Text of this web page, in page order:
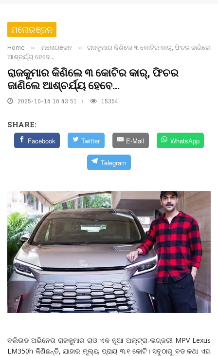
ମନୋରଞ୍ଜନ
Home ›› ମନୋରଞ୍ଜନ ››
ରାଜକୁମାର କିଣିଲେ ୩ କୋଟିର କାର୍‌, ଫିଚର ଜାଣିଲେ
ଆଶ୍ଚର୍ଯ୍ୟ ହେବେ...
ରାଜକୁମାର କିଣିଲେ ୩ କୋଟିର କାର୍‌, ଫିଚର
ଜାଣିଲେ ଆଶ୍ଚର୍ଯ୍ୟ ହେବେ...
2025-10-14 10:43:51 15354
SHARE:
Facebook Twitter E-Mail WhatsApp
Telegram
ବଲିଉଡ ଅଭିନେତା ରାଜକୁମାର ରାଓ ଏକ ନୂଆ ଅଲ୍ଟ୍ରା-ଲଗ୍ଜରୀ MPV Lexus
LM350h କିଣିଛନ୍ତି, ଯାହାର ମୂଲ୍ୟ ପ୍ରାୟ ୩.୧ କୋଟି। ସବୁଠାରୁ ବଡ କଥା ଏହା